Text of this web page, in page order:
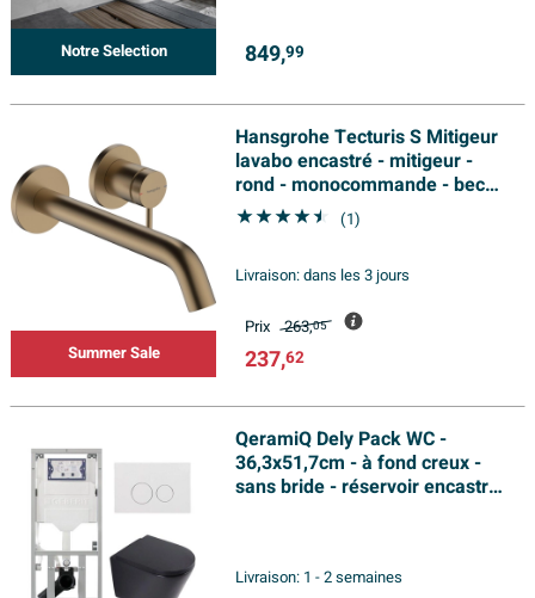
Notre Selection 849,99
Summer Sale
Hansgrohe Tecturis S Mitigeur
lavabo encastré - mitigeur -
rond - monocommande - bec
22.5 cm - bronze brossé
(1)
Livraison:dans les 3 jours
Prix 263,05
237,62
QeramiQ Dely Pack WC -
36,3x51,7cm - à fond creux -
sans bride - réservoir encastré
brillante - boutons ronds - noir
Livraison: 1 - 2 semaines